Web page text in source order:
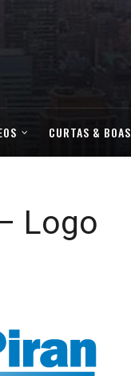
CURTAS & BOAS
Logo